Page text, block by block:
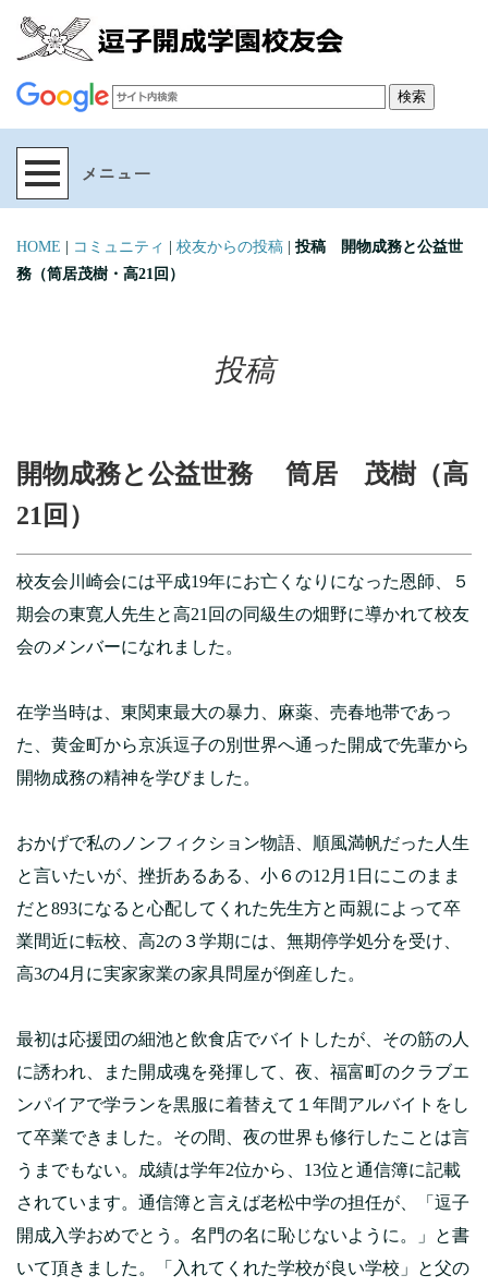
HOME コミュニティ 校友からの投稿
投稿 開物成務と公益世
務（筒居茂樹・高21回）
投稿
開物成務と公益世務 筒居 茂樹（高
21回）
校友会川崎会には平成19年にお亡くなりになった恩師、５
期会の東寛人先生と高21回の同級生の畑野に導かれて校友
会のメンバーになれました。
在学当時は、東関東最大の暴力、麻薬、売春地帯であっ
た、黄金町から京浜逗子の別世界へ通った開成で先輩から
開物成務の精神を学びました。
おかげで私のノンフィクション物語、順風満帆だった人生
と言いたいが、挫折あるある、小６の12月1日にこのまま
だと893になると心配してくれた先生方と両親によって卒
業間近に転校、高2の３学期には、無期停学処分を受け、
高3の4月に実家家業の家具問屋が倒産した。
最初は応援団の細池と飲食店でバイトしたが、その筋の人
に誘われ、また開成魂を発揮して、夜、福富町のクラブエ
ンパイアで学ランを黒服に着替えて１年間アルバイトをし
て卒業できました。その間、夜の世界も修行したことは言
うまでもない。成績は学年2位から、13位と通信簿に記載
されています。通信簿と言えば老松中学の担任が、「逗子
開成入学おめでとう。名門の名に恥じないように。」と書
いて頂きました。「入れてくれた学校が良い学校」と父の